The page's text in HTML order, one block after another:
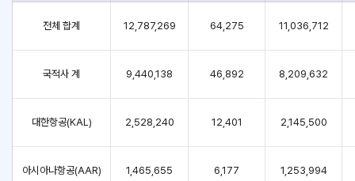
전체 합계 12,787,269 64,275 11,036,712
국적사 계 9,440,138 46,892 8,209,632
대한항공(KAL) 2,528,240 12,401 2,145,500
아시아나항공(AAR) 1,465,655 6,177 1,253,994